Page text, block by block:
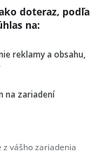
pocitu
než si chceme
vlastné
hodnoty, úspech
doteraz, podľa
na:
reklamy a obsahu,
na zariadení
vášho zariadenia